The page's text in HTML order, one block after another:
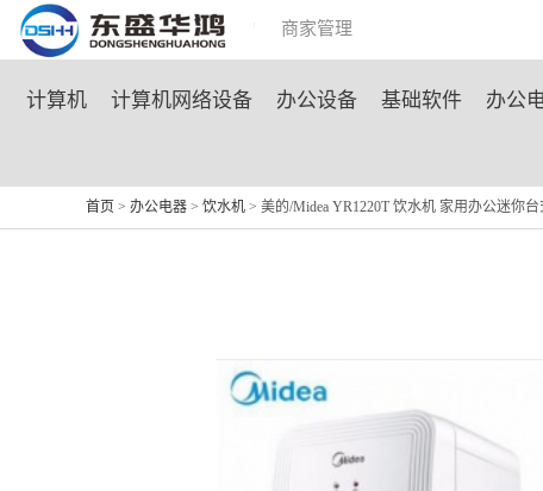
商城首页 团购活动 商家管理
计算机 计算机网络设备 办公设备 基础软件 办公
首页 > 办公电器 > 饮水机 > 美的/Midea YR1220T 饮水机 家用办公迷你